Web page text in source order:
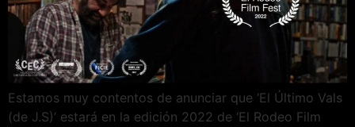
Estamos muy contentos de anunciar que ‘El Último Vals
(de J.S)’ estará en la edición 2022 de ‘El Rodeo Film